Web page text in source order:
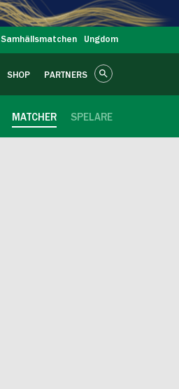
Samhällsmatchen Ungdom
SHOP PARTNERS
SPELARE
MATCHER